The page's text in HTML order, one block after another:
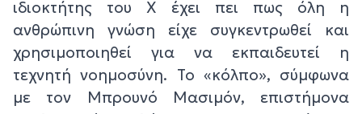
ιδιοκτήτης του X έχει πει πως όλη η
ανθρώπινη γνώση είχε συγκεντρωθεί και
χρησιμοποιηθεί για να εκπαιδευτεί η
τεχνητή νοημοσύνη. Το «κόλπο», σύμφωνα
με τον Μπρουνό Μασιμόν, επιστήμονα